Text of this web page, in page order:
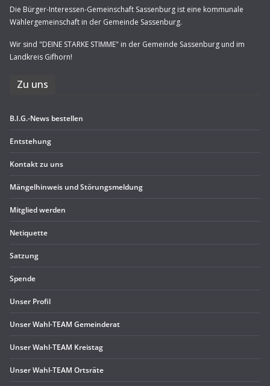
Die Bürger-Interessen-Gemeinschaft Sassenburg ist eine kommunale
Wählergemeinschaft in der Gemeinde Sassenburg.
Wir sind "DEINE STARKE STIMME" in der Gemeinde Sassenburg und im
Landkreis Gifhorn!
Zu uns
B.I.G.-News bestel­len
Ent­ste­hung
Kon­takt zu uns
Män­gel­hin­weis und Störungsmeldung
Mit­glied werden
Neti­quette
Sat­zung
Spende
Unser Pro­fil
Unser Wahl-TEAM Gemeinderat
Unser Wahl-TEAM Kreistag
Unser Wahl-TEAM Ortsräte